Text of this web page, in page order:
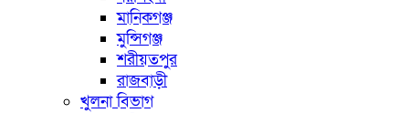
মানিকগঞ্জ
মুন্সিগঞ্জ
শরীয়তপুর
রাজবাড়ী
খুলনা বিভাগ